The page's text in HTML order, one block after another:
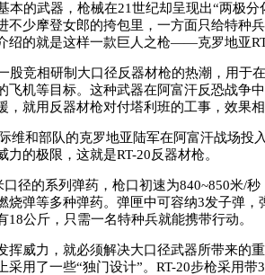
的武器，枪械在21世纪却呈现出“两极分
不少摩登女郎的挎包里，一方面只给特种
绍的就是这样一款巨人之枪——克罗地亚
竞相研制大口径反器材枪的热潮，用于
飞机等目标。这种武器在阿富汗反恐战争
，就用反器材枪对付塔利班的工事，效果相
维和部队的克罗地亚陆军在阿富汗战场投
力的极限，这就是RT-20反器材枪。
径的系列弹药，枪口初速为840~850米/
烧弹等多种弹药。弹匣中可容纳3发子弹
18公斤，只需一名特种兵就能携带行动。
威力，就必须解决大口径武器所带来的
采用了一些“独门设计”。RT-20步枪采用